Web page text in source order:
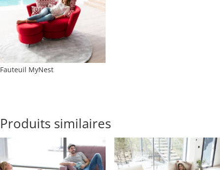
Fauteuil MyNest
Produits similaires